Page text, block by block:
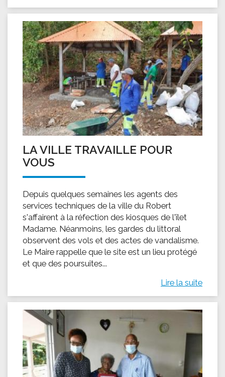
LA VILLE TRAVAILLE POUR
VOUS
Depuis quelques semaines les agents des
services techniques de la ville du Robert
s'affairent à la réfection des kiosques de l'îlet
Madame. Néanmoins, les gardes du littoral
observent des vols et des actes de vandalisme.
Le Maire rappelle que le site est un lieu protégé
et que des poursuites...
Lire la suite